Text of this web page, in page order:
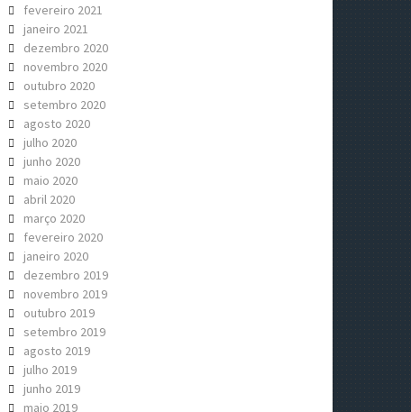
fevereiro 2021
janeiro 2021
dezembro 2020
novembro 2020
outubro 2020
setembro 2020
agosto 2020
julho 2020
junho 2020
maio 2020
abril 2020
março 2020
fevereiro 2020
janeiro 2020
dezembro 2019
novembro 2019
outubro 2019
setembro 2019
agosto 2019
julho 2019
junho 2019
maio 2019